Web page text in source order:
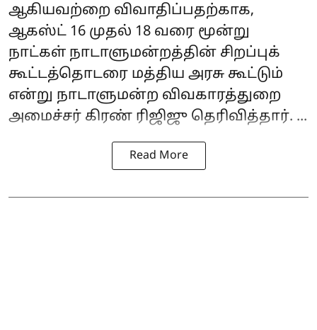
ஆகியவற்றை விவாதிப்பதற்காக,
ஆகஸ்ட் 16 முதல் 18 வரை மூன்று
நாட்கள் நாடாளுமன்றத்தின் சிறப்புக்
கூட்டத்தொடரை மத்திய அரசு கூட்டும்
என்று நாடாளுமன்ற விவகாரத்துறை
அமைச்சர் கிரண் ரிஜிஜு தெரிவித்தார். ...
Read More